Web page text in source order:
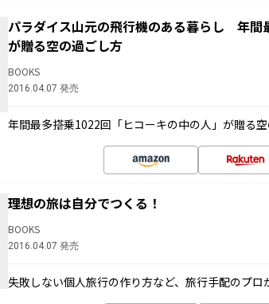
パラダイス山元の飛行機のある暮らし 年間
が贈る空の過ごし方
BOOKS
2016.04.07 発売
年間最多搭乗1022回「ヒコーキの中の人」が贈る空
理想の旅は自分でつくる！
BOOKS
2016.04.07 発売
失敗しない個人旅行の作り方など、旅行手配のプロ